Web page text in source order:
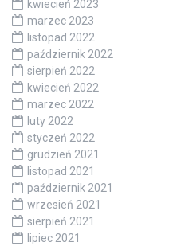
kwiecień 2023
marzec 2023
listopad 2022
październik 2022
sierpień 2022
kwiecień 2022
marzec 2022
luty 2022
styczeń 2022
grudzień 2021
listopad 2021
październik 2021
wrzesień 2021
sierpień 2021
lipiec 2021